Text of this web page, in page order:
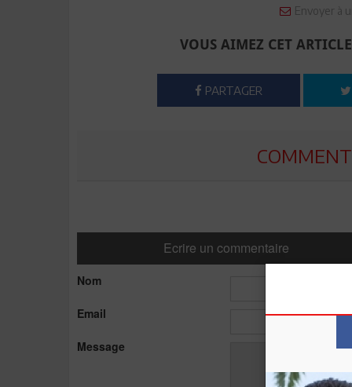
Envoyer à
VOUS AIMEZ CET
PARTAGER
Ecrire un commentaire
Nom
Email
Message